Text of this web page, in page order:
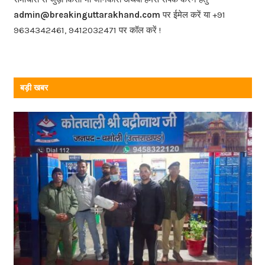
o
k
admin@breakinguttarakhand.com पर ईमेल करें या +91
9634342461, 9412032471 पर कॉल करें !
बड़ी खबर